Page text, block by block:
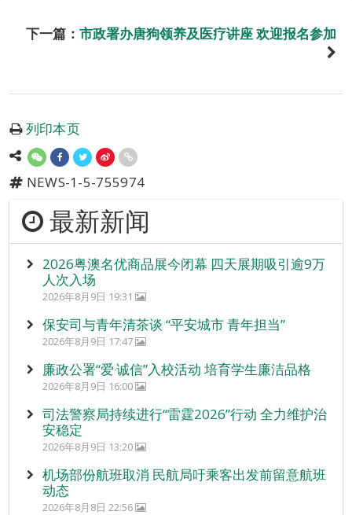
下一篇： 市政署办唐狗领养及医疗讲座 欢迎报名参加
列印本页
NEWS-1-5-755974
最新新闻
2026粤澳名优商品展今闭幕 四天展期吸引逾9万
人次入场
2026年8月9日 19:31
保安司与青年清茶谈 “平安城市 青年担当”
2026年8月9日 17:47
廉政公署“爱‧诚信”入校活动 培育学生廉洁品格
2026年8月9日 16:00
司法警察局持续进行“雷霆2026”行动 全力维护治
安稳定
2026年8月9日 13:20
机场部份航班取消 民航局吁乘客出发前留意航班
动态
2026年8月8日 22:56